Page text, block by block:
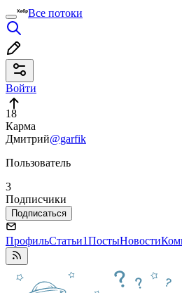
Все потоки
Войти
18
Карма
Дмитрий@garfik
Пользователь
3
Подписчики
Подписаться
ПрофильСтатьи1ПостыНовости